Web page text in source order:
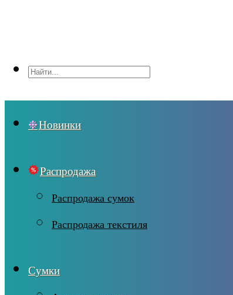
Новинки
Распродажа
Распродажа сумок
Распродажа текстиля
Сумки